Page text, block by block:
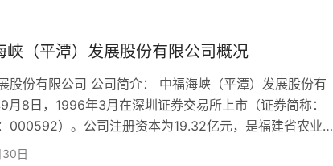
峡（平潭）发展股份有限公司概况
股份有限公司 公司简介： 中福海峡（平潭）发展股份有
月8日，1996年3月在深圳证券交易所上市（证券简称：
000592）。公司注册资本为19.32亿元，是福建省农业、
头企业。 公司总部位于福建省平潭综合实验区北厝镇金井
日